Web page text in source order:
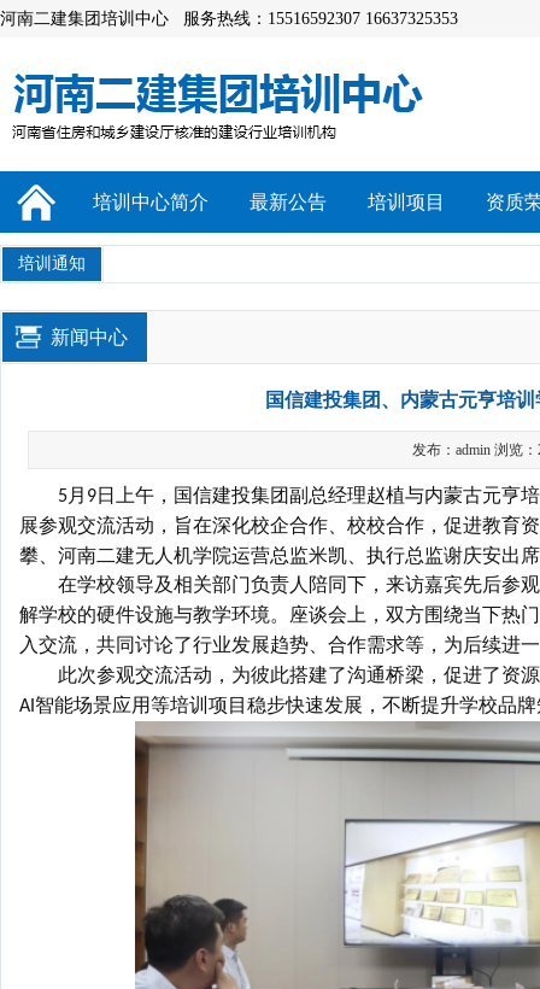
河南二建集团培训中心 服务热线：15516592307 16637325353
培训中心简介 最新公告 培训项目 资质
培训通知
新闻中心
国信建投集团、内蒙古元亨培
发布：admin 浏览：
5月 9日上午 ，国信建投集团副总经理赵植与内蒙古元亨
展参观交流活动，旨在深化校企合作、 校校合作， 促进教育
攀、 河南二建无人机学院运营总监米凯、执行总监谢庆安出
在学校领导及相关部门负责人陪同下，来访嘉宾先后参
解学校的硬件设施与教学环境。座谈会上， 双方围绕当下热
入交流， 共同讨论了行业发展趋势、 合作需求等 ，为后续进
此次参观交流活动，为彼此搭建了沟通桥梁，促进了资
AI 智能场景应用等培训项目稳步快速发展，不断提升学校品